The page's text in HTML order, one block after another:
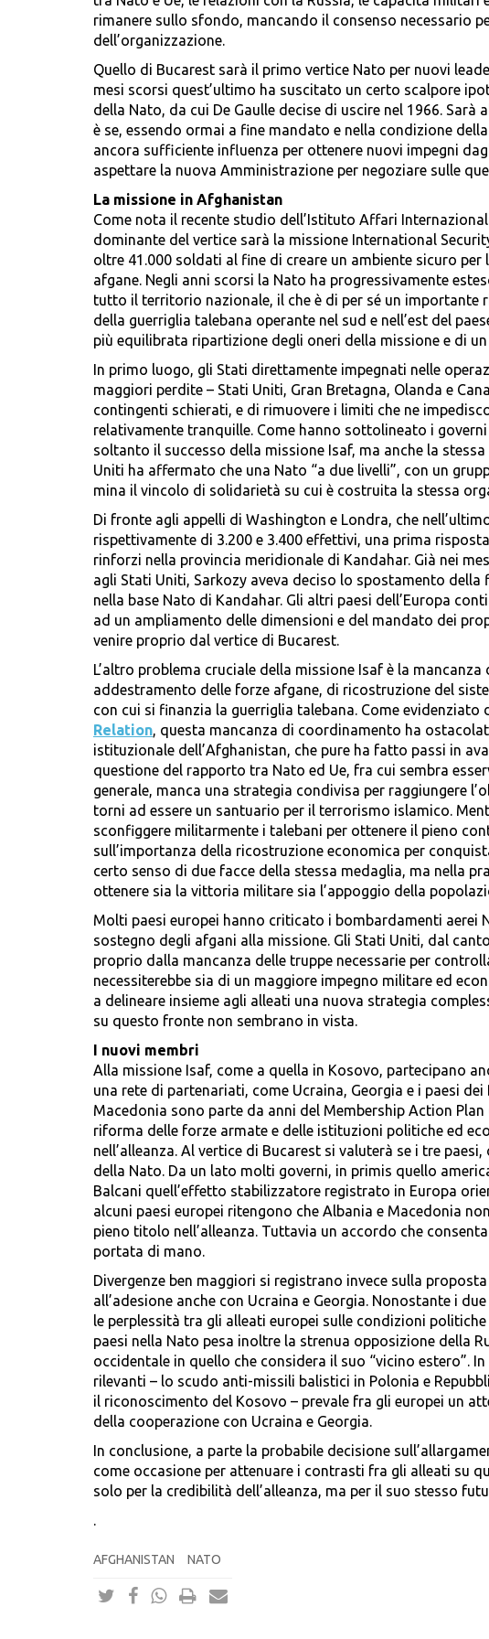
rimanere sullo sfondo, mancando il consenso necessario
dell’organizzazione.
Quello di Bucarest sarà il primo vertice Nato per nuovi
mesi scorsi quest’ultimo ha suscitato un certo scalpore
della Nato, da cui De Gaulle decise di uscire nel 1966.
è se, essendo ormai a fine mandato e nella condizione
ancora sufficiente influenza per ottenere nuovi impegni
aspettare la nuova Amministrazione per negoziare sulle
La missione in Afghanistan
Come nota il recente studio dell’Istituto Affari
dominante del vertice sarà la missione International
oltre 41.000 soldati al fine di creare un ambiente sicuro
afgane. Negli anni scorsi la Nato ha progressivamente
tutto il territorio nazionale, il che è di per sé un importante
della guerriglia talebana operante nel sud e nell’est del
più equilibrata ripartizione degli oneri della missione e di
In primo luogo, gli Stati direttamente impegnati nelle
maggiori perdite – Stati Uniti, Gran Bretagna, Olanda e
contingenti schierati, e di rimuovere i limiti che ne
relativamente tranquille. Come hanno sottolineato i
soltanto il successo della missione Isaf, ma anche la
Uniti ha affermato che una Nato “a due livelli”, con un
mina il vincolo di solidarietà su cui è costruita la stessa
Di fronte agli appelli di Washington e Londra, che
rispettivamente di 3.200 e 3.400 effettivi, una prima
rinforzi nella provincia meridionale di Kandahar. Già nei
agli Stati Uniti, Sarkozy aveva deciso lo spostamento
nella base Nato di Kandahar. Gli altri paesi dell’Europa
ad un ampliamento delle dimensioni e del mandato dei
venire proprio dal vertice di Bucarest.
L’altro problema cruciale della missione Isaf è la
addestramento delle forze afgane, di ricostruzione del
con cui si finanzia la guerriglia talebana. Come evidenziato
Relation, questa mancanza di coordinamento ha
istituzionale dell’Afghanistan, che pure ha fatto passi in
questione del rapporto tra Nato ed Ue, fra cui sembra
generale, manca una strategia condivisa per raggiungere
torni ad essere un santuario per il terrorismo islamico.
sconfiggere militarmente i talebani per ottenere il pieno
sull’importanza della ricostruzione economica per
certo senso di due facce della stessa medaglia, ma nella
ottenere sia la vittoria militare sia l’appoggio della
Molti paesi europei hanno criticato i bombardamenti
sostegno degli afgani alla missione. Gli Stati Uniti, dal
proprio dalla mancanza delle truppe necessarie per
necessiterebbe sia di un maggiore impegno militare ed
a delineare insieme agli alleati una nuova strategia
su questo fronte non sembrano in vista.
I nuovi membri
Alla missione Isaf, come a quella in Kosovo, partecipano
una rete di partenariati, come Ucraina, Georgia e i paesi
Macedonia sono parte da anni del Membership Action
riforma delle forze armate e delle istituzioni politiche ed
nell’alleanza. Al vertice di Bucarest si valuterà se i tre
della Nato. Da un lato molti governi, in primis quello
Balcani quell’effetto stabilizzatore registrato in Europa
alcuni paesi europei ritengono che Albania e Macedonia
pieno titolo nell’alleanza. Tuttavia un accordo che
portata di mano.
Divergenze ben maggiori si registrano invece sulla
all’adesione anche con Ucraina e Georgia. Nonostante i
le perplessità tra gli alleati europei sulle condizioni
paesi nella Nato pesa inoltre la strenua opposizione della
occidentale in quello che considera il suo “vicino estero”.
rilevanti – lo scudo anti-missili balistici in Polonia e
il riconoscimento del Kosovo – prevale fra gli europei un
della cooperazione con Ucraina e Georgia.
In conclusione, a parte la probabile decisione
come occasione per attenuare i contrasti fra gli alleati su
solo per la credibilità dell’alleanza, ma per il suo stesso
.
AFGHANISTAN NATO